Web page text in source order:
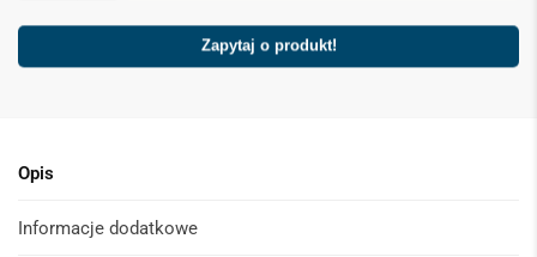
Zapytaj o produkt!
Opis
Informacje dodatkowe